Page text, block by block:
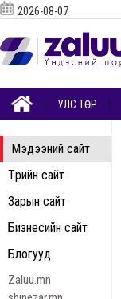
Мэдээний сайт
Төрийн сайт
Зарын сайт
Бизнесийн сайт
Блогууд
Zaluu.mn
2026-08-07
УЛС ТӨР